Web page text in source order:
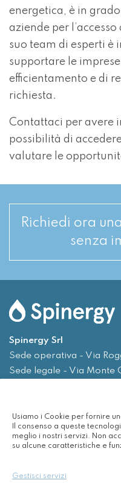
Usiamo i Cookie per fornire
Il consenso a queste
meglio i nostri servizi. Non
su alcune caratteristiche e
Gestisci servizi
energetica, è in
aziende per
suo team di esperti è
supportare le
efficientamento e di
richiesta.
Contattaci per avere
possibilità di
valutare le
Richiedi ora
senza
Spinergy Srl
Sede operativa - Via
Sede legale - Via Monte
Email
Servizi